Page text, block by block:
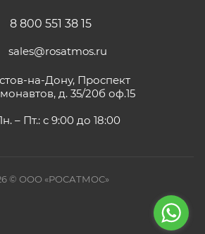
8 800 551 38 15
sales@rosatmos.ru
на-Дону, Проспект
д. 35/20б оф.15
– Пт.: с 9:00 до 18:00
© ООО «РОСАТМОС»